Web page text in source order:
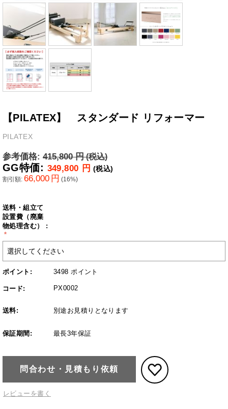
【PILATEX】 スタンダード リフォーマー
PILATEX
参考価格: 415,800 円(税込)
GG特価: 349,800 円 (税込)
割引額: 66,000 円 (16%)
送料・組立て
設置費（廃棄
物処理含む） :
ポイント: 3498 ポイント
コード: PX0002
送料: 別途お見積りとなります
保証期間: 最長3年保証
問合わせ・見積もり依頼
レビューを書く